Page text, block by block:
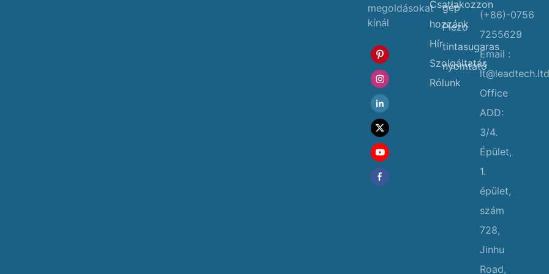
megoldásokat
kínál
Csatlakozzon
hozzánk
Hír
Szolgáltatás
Rólunk
gép
Piezo
tintasugaras
nyomtató
(+86)-0756
7255629
Email :
lt@leadtech.ltd
Office
ADD:
3/4.
Épület,
1.
épület,
szám
728,
Jinhu
Road,